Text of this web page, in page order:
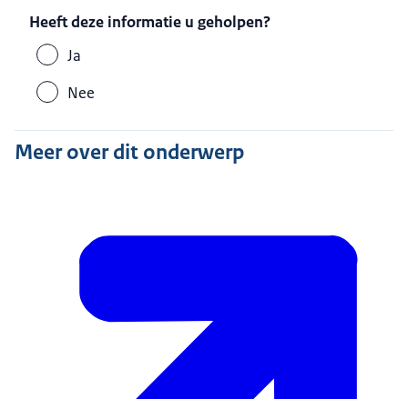
Heeft deze informatie u geholpen?
Ja
Nee
Meer over dit onderwerp